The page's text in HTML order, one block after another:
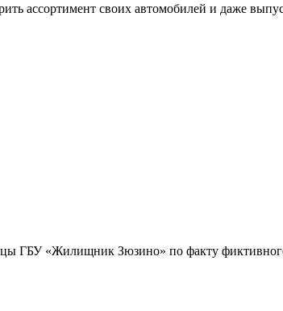
ассортимент своих автомобилей и даже
ГБУ «Жилищник Зюзино» по факту